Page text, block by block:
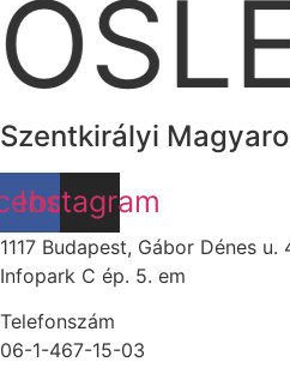
Szentkirályi
Instagram
1117 Budapest, Gábor Dénes u.
Infopark C ép. 5. em
Telefonszám
06-1-467-15-03